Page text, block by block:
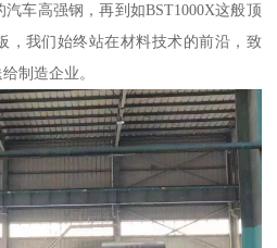
车高强钢，再到如BST1000X这般顶
，我们始终站在材料技术的前沿，致
制造企业。